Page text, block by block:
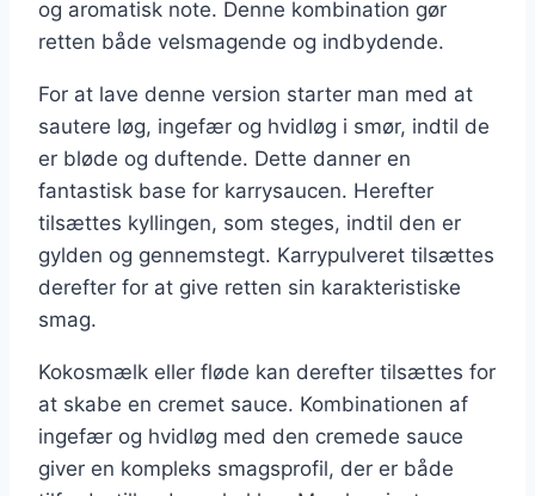
og aromatisk note. Denne kombination gør
retten både velsmagende og indbydende.
For at lave denne version starter man med at
sautere løg, ingefær og hvidløg i smør, indtil de
er bløde og duftende. Dette danner en
fantastisk base for karrysaucen. Herefter
tilsættes kyllingen, som steges, indtil den er
gylden og gennemstegt. Karrypulveret tilsættes
derefter for at give retten sin karakteristiske
smag.
Kokosmælk eller fløde kan derefter tilsættes for
at skabe en cremet sauce. Kombinationen af
ingefær og hvidløg med den cremede sauce
giver en kompleks smagsprofil, der er både